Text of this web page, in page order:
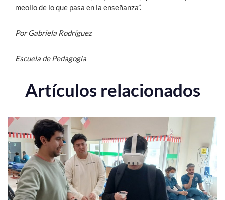
meollo de lo que pasa en la enseñanza”.
Por Gabriela Rodríguez
Escuela de Pedagogía
Artículos relacionados